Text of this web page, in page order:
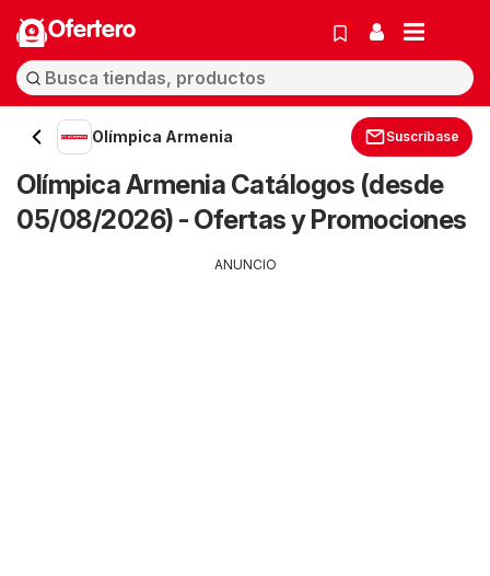
Ofertero
Olímpica Armenia Suscríbase
Olímpica Armenia Catálogos (desde
05/08/2026) - Ofertas y Promociones
ANUNCIO